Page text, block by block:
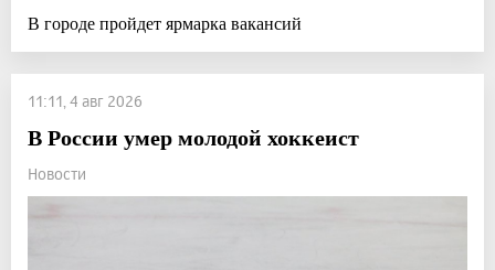
В городе пройдет ярмарка вакансий
11:11, 4 авг 2026
В России умер молодой хоккеист
Новости